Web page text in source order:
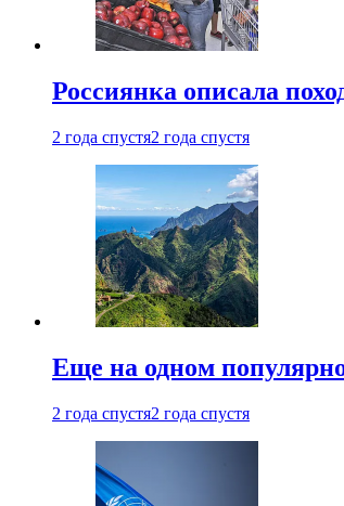
Россиянка описала
2 года спустя2 года спустя
Еще на одном
2 года спустя2 года спустя